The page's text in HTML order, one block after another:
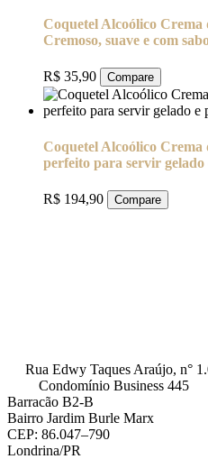
Coquetel Alcoólico Crema
Cremoso, suave e com
R$ 35,90 Compare
Coquetel Alcoólico Crema
perfeito para servir gelado
R$ 194,90 Compare
Rua Edwy Taques Araújo, n°
Condomínio Business 445
Barracão B2-B
Bairro Jardim Burle Marx
CEP: 86.047–790
Londrina/PR